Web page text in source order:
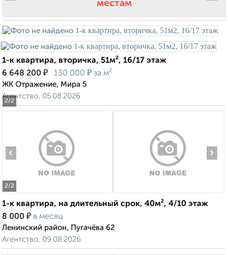
местам
2/2
1-к квартира, вторичка, 51м², 16/17 этаж
6 648 200 ₽ 130 000 ₽ за м²
ЖК Отражение, Мира 5
Агентство, 05.08.2026
2/2
‹ ›
1-к квартира, на длительный срок, 40м², 4/10 этаж
8 000 ₽ в месяц
Ленинский район, Пугачёва 62
Агентство, 09.08.2026